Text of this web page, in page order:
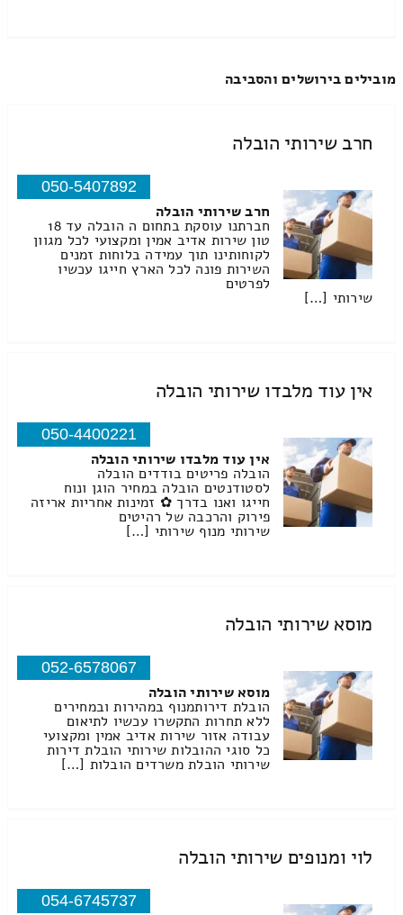
מובילים בירושלים והסביבה
חרב שירותי הובלה
050-5407892
חרב שירותי הובלה
חברתנו עוסקת בתחום ה הובלה עד 18
טון שירות אדיב אמין ומקצועי לכל מגוון
לקוחותינו תוך עמידה בלוחות זמנים
השירות פונה לכל הארץ חייגו עכשיו
לפרטים
שירותי […]
אין עוד מלבדו שירותי הובלה
050-4400221
אין עוד מלבדו שירותי הובלה
הובלה פריטים בודדים הובלה
לסטודנטים הובלה במחיר הוגן ונוח
חייגו ואנו בדרך ✿ זמינות אחריות אריזה
פירוק והרכבה של רהיטים
שירותי מנוף שירותי […]
מוסא שירותי הובלה
052-6578067
מוסא שירותי הובלה
הובלת דירותמנוף במהירות ובמחירים
ללא תחרות התקשרו עכשיו לתיאום
עבודה אזור שירות אדיב אמין ומקצועי
כל סוגי ההובלות שירותי הובלת דירות
שירותי הובלת משרדים הובלות […]
לוי ומנופים שירותי הובלה
054-6745737